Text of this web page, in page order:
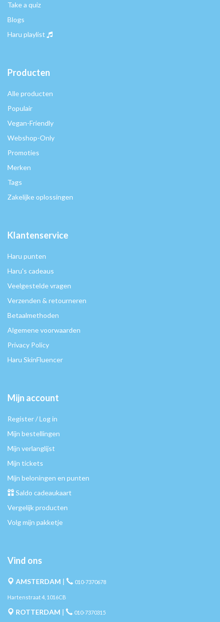
Take a quiz
Blogs
Haru playlist
Producten
Alle producten
Populair
Vegan-Friendly
Webshop-Only
Promoties
Merken
Tags
Zakelijke oplossingen
Klantenservice
Haru punten
Haru's cadeaus
Veelgestelde vragen
Verzenden & retourneren
Betaalmethoden
Algemene voorwaarden
Privacy Policy
Haru SkinFluencer
Mijn account
Register / Log in
Mijn bestellingen
Mijn verlanglijst
Mijn tickets
Mijn beloningen en punten
Saldo cadeaukaart
Vergelijk producten
Volg mijn pakketje
Vind ons
AMSTERDAM | 010-7370678
Hartenstraat 4, 1016CB
ROTTERDAM | 010-7370315